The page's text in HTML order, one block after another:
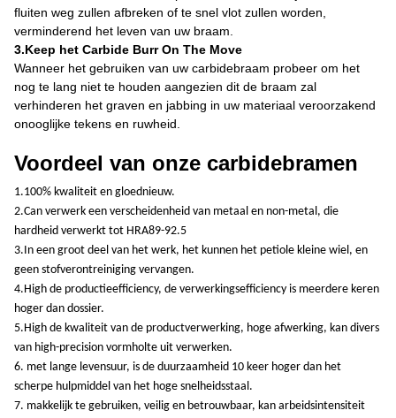
fluiten weg zullen afbreken of te snel vlot zullen worden,
verminderend het leven van uw braam.
3.Keep het Carbide Burr On The Move
Wanneer het gebruiken van uw carbidebraam probeer om het
nog te lang niet te houden aangezien dit de braam zal
verhinderen het graven en jabbing in uw materiaal veroorzakend
onooglijke tekens en ruwheid.
Voordeel van onze carbidebramen
1.100% kwaliteit en gloednieuw.
2.Can verwerk een verscheidenheid van metaal en non-metal, die
hardheid verwerkt tot HRA89-92.5
3.In een groot deel van het werk, het kunnen het petiole kleine wiel, en
geen stofverontreiniging vervangen.
4.High de productieefficiency, de verwerkingsefficiency is meerdere keren
hoger dan dossier.
5.High de kwaliteit van de productverwerking, hoge afwerking, kan divers
van high-precision vormholte uit verwerken.
6. met lange levensuur, is de duurzaamheid 10 keer hoger dan het
scherpe hulpmiddel van het hoge snelheidsstaal.
7. makkelijk te gebruiken, veilig en betrouwbaar, kan arbeidsintensiteit